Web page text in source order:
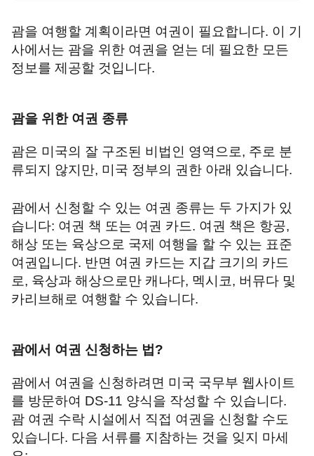
괌을 여행할 계획이라면 여권이 필요합니다. 이 기
사에서는 괌을 위한 여권을 얻는 데 필요한 모든
정보를 제공할 것입니다.
괌을 위한 여권 종류
괌은 미국의 잘 구조된 비법인 영역으로, 주로 분
류되지 않지만, 미국 정부의 권한 아래 있습니다.
괌에서 신청할 수 있는 여권 종류는 두 가지가 있
습니다: 여권 책 또는 여권 카드. 여권 책은 항공,
해상 또는 육상으로 국제 여행을 할 수 있는 표준
여권입니다. 반면 여권 카드는 지갑 크기의 카드
로, 육상과 해상으로만 캐나다, 멕시코, 버뮤다 및
카리브해로 여행할 수 있습니다.
괌에서 여권 신청하는 법 ?
괌에서 여권을 신청하려면 미국 국무부 웹사이트
를 방문하여 DS-11 양식을 작성할 수 있습니다.
괌 여권 수락 시설에서 직접 여권을 신청할 수도
있습니다. 다음 서류를 지참하는 것을 잊지 마세